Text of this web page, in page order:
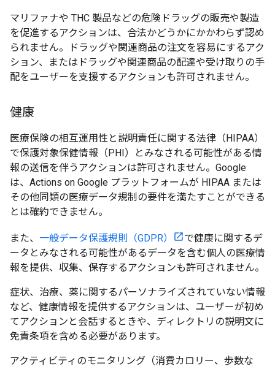
マリファナや THC 製品などの危険ドラッグの販売や製造
を促進するアクションは、合法かどうかにかかわらず認め
られません。ドラッグや関連商品の注文を容易にするアク
ション、またはドラッグや関連商品の配達や受け取りの手
配をユーザーを支援するアクションも許可されません。
健康
医療保険の相互運用性と説明責任に関する法律（HIPAA）
で保護対象保健情報（PHI）とみなされる可能性がある情
報の送信を伴うアクションは許可されません。Google
は、Actions on Google プラットフォームが HIPAA または
その他同類の医療データ規制の要件を満たすことができる
とは確約できません。
また、 一般データ保護規則（GDPR）
で健康に関するデ
ータとみなされる可能性があるデータを含む個人の医療情
報を提供、収集、保存するアクションも許可されません。
症状、治療、薬に関するパーソナライズされていない情報
など、健康情報を提供するアクションは、ユーザーが初め
てアクションと会話するときや、ディレクトリの説明文に
免責条項を含める必要があります。
アクティビティのモニタリング（消費カロリー、歩数な